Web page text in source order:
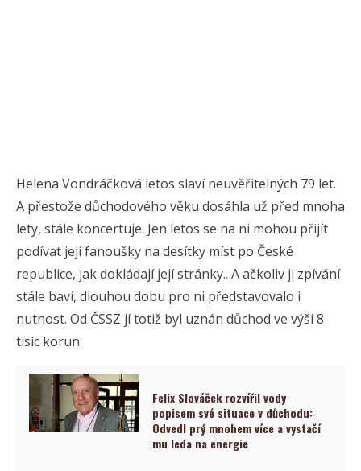
Helena Vondráčková letos slaví neuvěřitelných 79 let.
A přestože důchodového věku dosáhla už před mnoha
lety, stále koncertuje. Jen letos se na ni mohou přijít
podívat její fanoušky na desítky míst po České
republice, jak dokládají její stránky.. A ačkoliv ji zpívání
stále baví, dlouhou dobu pro ni představovalo i
nutnost. Od ČSSZ jí totiž byl uznán důchod ve výši 8
tisíc korun.
Felix Slováček rozvířil vody
popisem své situace v důchodu:
Odvedl prý mnohem více a vystačí
mu leda na energie